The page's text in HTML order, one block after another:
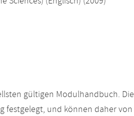
gültigen Modulhandbuch. Die
festgelegt, und können daher von